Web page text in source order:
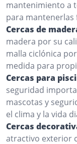
mantenimiento a
para mantenerlas
Cercas de
madera por su
malla ciclónica
medida para
Cercas para
seguridad
mascotas y
el clima y la vida
Cercas
atractivo exterior